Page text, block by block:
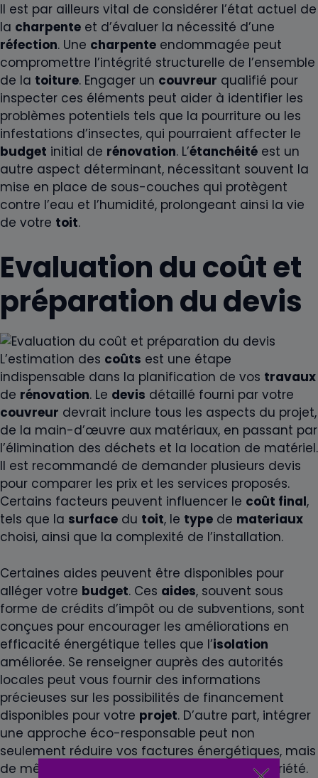
Il est par ailleurs vital de considérer l’état actuel de
la charpente et d’évaluer la nécessité d’une
réfection. Une charpente endommagée peut
compromettre l’intégrité structurelle de l’ensemble
de la toiture. Engager un couvreur qualifié pour
inspecter ces éléments peut aider à identifier les
problèmes potentiels tels que la pourriture ou les
infestations d’insectes, qui pourraient affecter le
budget initial de rénovation. L’étanchéité est un
autre aspect déterminant, nécessitant souvent la
mise en place de sous-couches qui protègent
contre l’eau et l’humidité, prolongeant ainsi la vie
de votre toit.
Evaluation du coût et
préparation du devis
L’estimation des coûts est une étape
indispensable dans la planification de vos travaux
de rénovation. Le devis détaillé fourni par votre
couvreur devrait inclure tous les aspects du projet,
de la main-d’œuvre aux matériaux, en passant par
l’élimination des déchets et la location de matériel.
Il est recommandé de demander plusieurs devis
pour comparer les prix et les services proposés.
Certains facteurs peuvent influencer le coût final,
tels que la surface du toit, le type de materiaux
choisi, ainsi que la complexité de l’installation.
Certaines aides peuvent être disponibles pour
alléger votre budget. Ces aides, souvent sous
forme de crédits d’impôt ou de subventions, sont
conçues pour encourager les améliorations en
efficacité énergétique telles que l’isolation
améliorée. Se renseigner auprès des autorités
locales peut vous fournir des informations
précieuses sur les possibilités de financement
disponibles pour votre projet. D’autre part, intégrer
une approche éco-responsable peut non
seulement réduire vos factures énergétiques, mais
de même augmenter la valeur de votre propriété.